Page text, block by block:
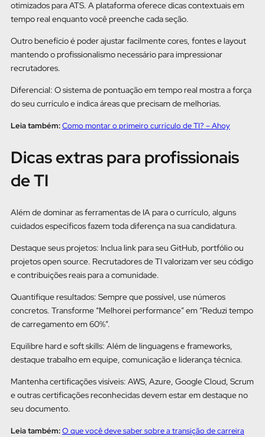
otimizados para ATS. A plataforma oferece dicas contextuais em
tempo real enquanto você preenche cada seção.
Outro benefício é poder ajustar facilmente cores, fontes e layout
mantendo o profissionalismo necessário para impressionar
recrutadores.
Diferencial: O sistema de pontuação em tempo real mostra a força
do seu currículo e indica áreas que precisam de melhorias.
Leia também:Como montar o primeiro currículo de TI? – Ahoy
Dicas extras para profissionais
de TI
Além de dominar as ferramentas de IA para o currículo, alguns
cuidados específicos fazem toda diferença na sua candidatura.
Destaque seus projetos: Inclua link para seu GitHub, portfólio ou
projetos open source. Recrutadores de TI valorizam ver seu código
e contribuições reais para a comunidade.
Quantifique resultados: Sempre que possível, use números
concretos. Transforme “Melhorei performance” em “Reduzi tempo
de carregamento em 60%”.
Equilibre hard e soft skills: Além de linguagens e frameworks,
destaque trabalho em equipe, comunicação e liderança técnica.
Mantenha certificações visíveis: AWS, Azure, Google Cloud, Scrum
e outras certificações reconhecidas devem estar em destaque no
seu documento.
Leia também:O que você deve saber sobre a transição de carreira